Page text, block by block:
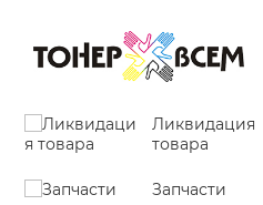
Ликвидация
товара
Запчасти